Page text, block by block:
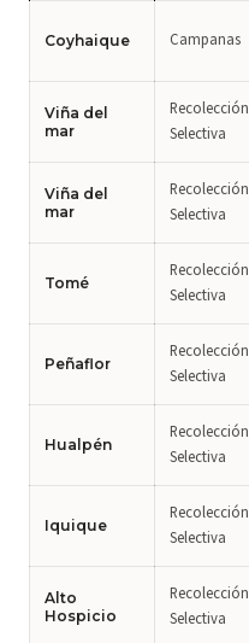
Coyhaique Campanas
Viña del
mar
Recolección
Selectiva
Viña del
mar
Recolección
Selectiva
Tomé
Recolección
Selectiva
Peñaflor
Recolección
Selectiva
Hualpén
Recolección
Selectiva
Iquique
Recolección
Selectiva
Alto
Hospicio
Recolección
Selectiva